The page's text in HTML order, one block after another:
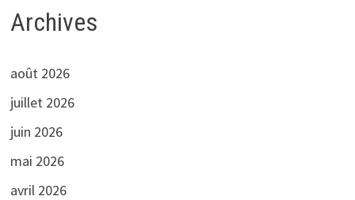
Archives
août 2026
juillet 2026
juin 2026
mai 2026
avril 2026